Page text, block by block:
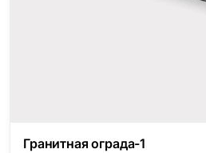
Гранитная ограда-1